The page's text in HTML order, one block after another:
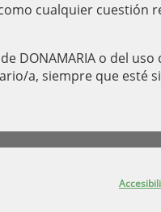
cualquier cuestión
DONAMARIA o del uso
a, siempre que esté